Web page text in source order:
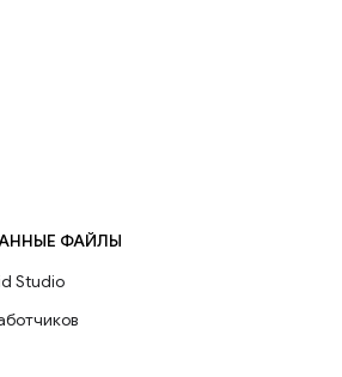
ФАЙЛЫ
Studio